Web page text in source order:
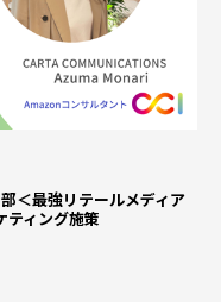
＜最強リテールメディア
ィング施策